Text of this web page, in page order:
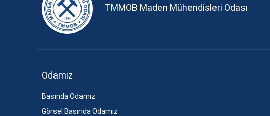
TMMOB Maden Mühendisleri Odası
Odamız
Basında Odamız
Görsel Basında Odamız